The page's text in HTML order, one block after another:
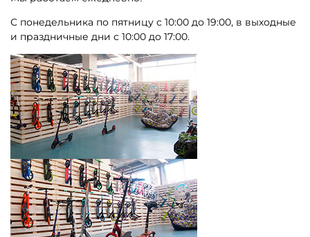
С понедельника по пятницу с 10:00 до 19:00, в выходные
и праздничные дни с 10:00 до 17:00.